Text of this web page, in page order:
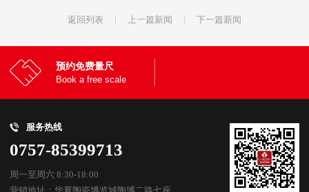
返回列表 上一篇新闻 下一篇新闻
预约免费量尺
Book a free scale
服务热线
0757-85399713
周一至周六 8:30-18:00